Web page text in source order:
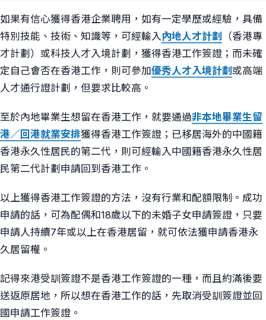
如果有信心獲得香港企業聘用，如有一定學歷或經驗，具備
特別技能、技術、知識等，可經輸入內地人才計劃 （香港專
才計劃）或科技人才入境計劃，獲得香港工作簽證；而未確
定自己會否在香港工作，則可參加優秀人才入境計劃或高端
人才通行證計劃，但要求比較高。
至於內地畢業生想留在香港工作，就要通過非本地畢業生留
港／回港就業安排獲得香港工作簽證；已移居海外的中國籍
香港永久性居民的第二代，則可經輸入中國籍香港永久性居
民第二代計劃申請回到香港工作。
以上獲得香港工作簽證的方法，沒有行業和配額限制。成功
申請的話，可為配偶和18歲以下的未婚子女申請簽證，只要
申請人持續7年或以上在香港居留，就可依法獲申請香港永
久居留權。
記得來港受訓簽證不是香港工作簽證的一種，而且約滿後要
送返原居地，所以想在香港工作的話，先取消受訓簽證並回
國申請工作簽證。